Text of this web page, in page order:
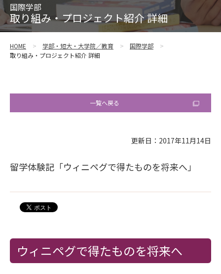
国際学部
取り組み・プロジェクト紹介 詳細
HOME 学部・短大・大学院／教育
国際学部
取り組み・プロジェクト紹介 詳細
一覧へ戻る
更新日：2017年11月14日
留学体験記「ウィニペグで得たものを将来へ」
ウィニペグで得たものを将来へ